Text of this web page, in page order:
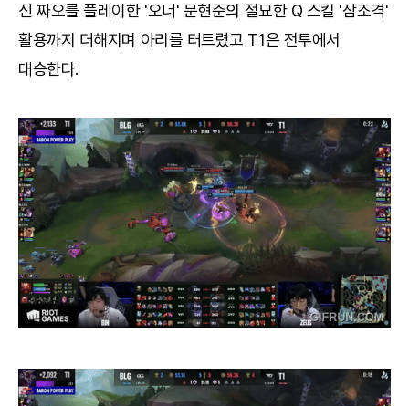
신 짜오를 플레이한 '오너' 문현준의 절묘한 Q 스킬 '삼조격'
활용까지 더해지며 아리를 터트렸고 T1은 전투에서
대승한다.